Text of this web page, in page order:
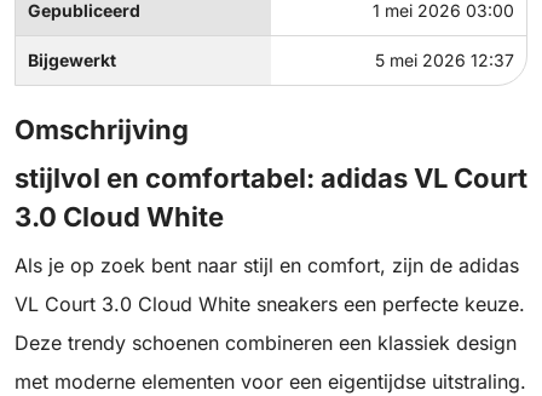
Gepubliceerd 1 mei 2026 03:00
Bijgewerkt 5 mei 2026 12:37
Omschrijving
stijlvol en comfortabel: adidas VL Court
3.0 Cloud White
Als je op zoek bent naar stijl en comfort, zijn de adidas
VL Court 3.0 Cloud White sneakers een perfecte keuze.
Deze trendy schoenen combineren een klassiek design
met moderne elementen voor een eigentijdse uitstraling.